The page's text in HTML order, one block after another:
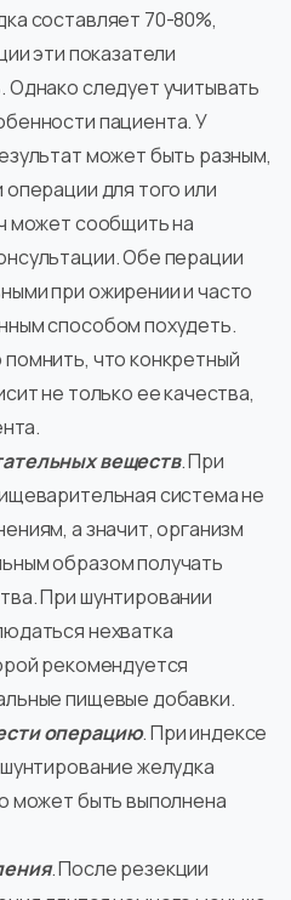
составляет 70-80%,
эти показатели
следует учитывать
пациента. У
может быть разным,
для того или
может сообщить на
Обе перации
при ожирении и часто
способом похудеть.
что конкретный
не только ее качества,
веществ. При
система не
а значит, организм
образом получать
При шунтировании
нехватка
рекомендуется
пищевые добавки.
операцию. При индексе
желудка
может быть выполнена
. После резекции